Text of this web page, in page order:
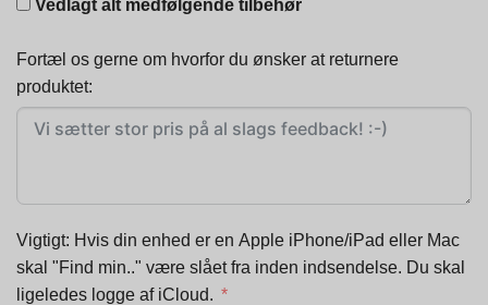
Vedlagt alt medfølgende tilbehør
Fortæl os gerne om hvorfor du ønsker at returnere
produktet:
Vigtigt: Hvis din enhed er en Apple iPhone/iPad eller Mac
skal "Find min.." være slået fra inden indsendelse. Du skal
ligeledes logge af iCloud.